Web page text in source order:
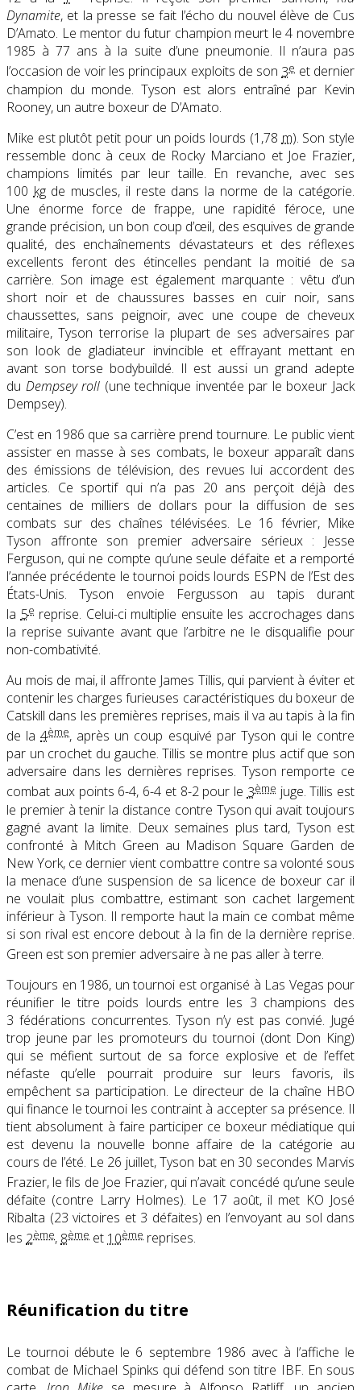
Dynamite, et la presse se fait l’écho du nouvel élève de Cus
D’Amato. Le mentor du futur champion meurt le 4 novembre
1985 à 77 ans à la suite d’une pneumonie. Il n’aura pas
l’occasion de voir les principaux exploits de son 3e et dernier
champion du monde. Tyson est alors entraîné par Kevin
Rooney, un autre boxeur de D’Amato.
Mike est plutôt petit pour un poids lourds (1,78 m). Son style
ressemble donc à ceux de Rocky Marciano et Joe Frazier,
champions limités par leur taille. En revanche, avec ses
100 kgde muscles, il reste dans la norme de la catégorie.
Une énorme force de frappe, une rapidité féroce, une
grande précision, un bon coup d’œil, des esquives de grande
qualité, des enchaînements dévastateurs et des réflexes
excellents feront des étincelles pendant la moitié de sa
carrière. Son image est également marquante : vêtu d’un
short noir et de chaussures basses en cuir noir, sans
chaussettes, sans peignoir, avec une coupe de cheveux
militaire, Tyson terrorise la plupart de ses adversaires par
son look de gladiateur invincible et effrayant mettant en
avant son torse bodybuildé. Il est aussi un grand adepte
du Dempsey roll (une technique inventée par le boxeur Jack
Dempsey).
C’est en 1986 que sa carrière prend tournure. Le public vient
assister en masse à ses combats, le boxeur apparaît dans
des émissions de télévision, des revues lui accordent des
articles. Ce sportif qui n’a pas 20 ans perçoit déjà des
centaines de milliers de dollars pour la diffusion de ses
combats sur des chaînes télévisées. Le 16 février, Mike
Tyson affronte son premier adversaire sérieux : Jesse
Ferguson, qui ne compte qu’une seule défaite et a remporté
l’année précédente le tournoi poids lourds ESPN de l’Est des
États-Unis. Tyson envoie Fergusson au tapis durant
la 5e reprise. Celui-ci multiplie ensuite les accrochages dans
la reprise suivante avant que l’arbitre ne le disqualifie pour
non-combativité.
Au mois de mai, il affronte James Tillis, qui parvient à éviter et
contenir les charges furieuses caractéristiques du boxeur de
Catskill dans les premières reprises, mais il va au tapis à la fin
de la4ème, après un coup esquivé par Tyson qui le contre
par un crochet du gauche. Tillis se montre plus actif que son
adversaire dans les dernières reprises. Tyson remporte ce
combat aux points 6-4, 6-4 et 8-2 pour le 3ème juge. Tillis est
le premier à tenir la distance contre Tyson qui avait toujours
gagné avant la limite. Deux semaines plus tard, Tyson est
confronté à Mitch Green au Madison Square Garden de
New York, ce dernier vient combattre contre sa volonté sous
la menace d’une suspension de sa licence de boxeur car il
ne voulait plus combattre, estimant son cachet largement
inférieur à Tyson. Il remporte haut la main ce combat même
si son rival est encore debout à la fin de la dernière reprise.
Green est son premier adversaire à ne pas aller à terre.
Toujours en 1986, un tournoi est organisé à Las Vegas pour
réunifier le titre poids lourds entre les 3 champions des
3 fédérations concurrentes. Tyson n’y est pas convié. Jugé
trop jeune par les promoteurs du tournoi (dont Don King)
qui se méfient surtout de sa force explosive et de l’effet
néfaste qu’elle pourrait produire sur leurs favoris, ils
empêchent sa participation. Le directeur de la chaîne HBO
qui finance le tournoi les contraint à accepter sa présence. Il
tient absolument à faire participer ce boxeur médiatique qui
est devenu la nouvelle bonne affaire de la catégorie au
cours de l’été. Le 26 juillet, Tyson bat en 30 secondes Marvis
Frazier, le fils de Joe Frazier, qui n’avait concédé qu’une seule
défaite (contre Larry Holmes). Le 17 août, il met KO José
Ribalta (23 victoires et 3 défaites) en l’envoyant au sol dans
les 2ème, 8ème et 10ème reprises.
Réunification du titre
Le tournoi débute le 6 septembre 1986 avec à l’affiche le
combat de Michael Spinks qui défend son titre IBF. En sous